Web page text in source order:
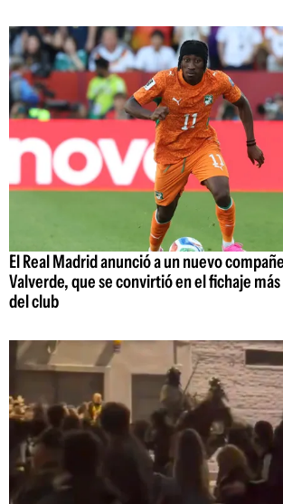
El Real Madrid anunció a un nuevo
Valverde, que se convirtió en el fichaje
del club